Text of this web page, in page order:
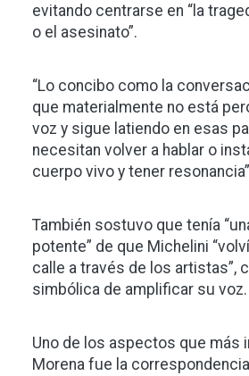
evitando centrarse en “la
o el asesinato”.
“Lo concibo como la
que materialmente no está
voz y sigue latiendo en esas
necesitan volver a hablar o
cuerpo vivo y tener
También sostuvo que tenía
potente” de que Michelini
calle a través de los artistas”,
simbólica de amplificar su voz.
Uno de los aspectos que más
Morena fue la